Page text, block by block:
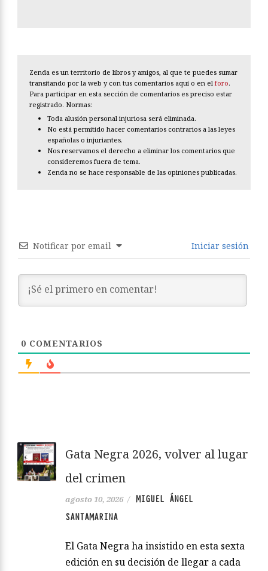
Zenda es un territorio de libros y amigos, al que te puedes sumar
transitando por la web y con tus comentarios aquí o en el foro.
Para participar en esta sección de comentarios es preciso estar
registrado. Normas:
Toda alusión personal injuriosa será eliminada.
No está permitido hacer comentarios contrarios a las leyes
españolas o injuriantes.
Nos reservamos el derecho a eliminar los comentarios que
consideremos fuera de tema.
Zenda no se hace responsable de las opiniones publicadas.
Notificar por email Iniciar sesión
0 COMENTARIOS
Gata Negra 2026, volver al lugar
del crimen
agosto 10, 2026 / MIGUEL ÁNGEL
SANTAMARINA
El Gata Negra ha insistido en esta sexta
edición en su decisión de llegar a cada